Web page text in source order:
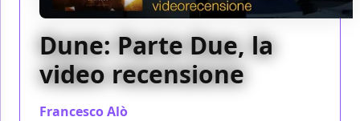
Dune: Parte Due, la
video recensione
Francesco Alò